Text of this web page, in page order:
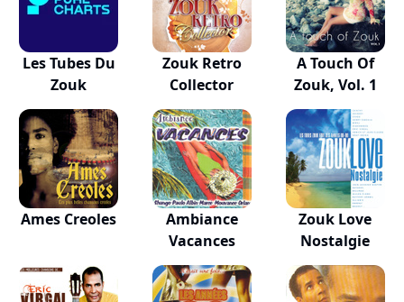
Les Tubes Du
Zouk
Zouk Retro
Collector
A Touch Of
Zouk, Vol. 1
Ames Creoles
Ambiance
Vacances
Zouk Love
Nostalgie